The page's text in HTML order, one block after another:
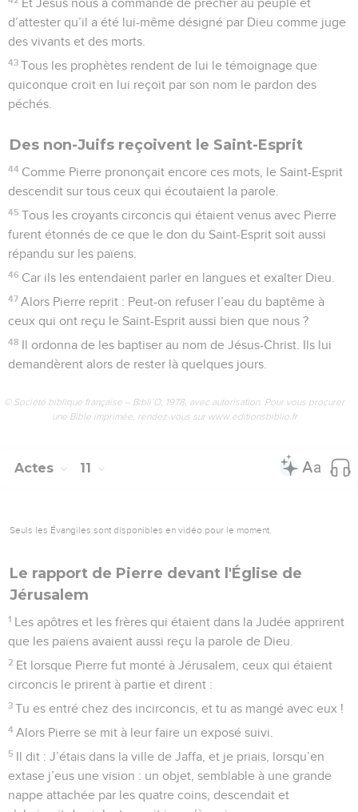
Et Jésus nous a commandé de prêcher au peuple et
d’attester qu’il a été lui-même désigné par Dieu comme juge
des vivants et des morts.
43 Tous les prophètes rendent de lui le témoignage que
quiconque croit en lui reçoit par son nom le pardon des
péchés.
Des non-Juifs reçoivent le Saint-Esprit
44 Comme Pierre prononçait encore ces mots, le Saint-Esprit
descendit sur tous ceux qui écoutaient la parole.
45 Tous les croyants circoncis qui étaient venus avec Pierre
furent étonnés de ce que le don du Saint-Esprit soit aussi
répandu sur les païens.
46 Car ils les entendaient parler en langues et exalter Dieu.
47 Alors Pierre reprit : Peut-on refuser l’eau du baptême à
ceux qui ont reçu le Saint-Esprit aussi bien que nous ?
48 Il ordonna de les baptiser au nom de Jésus-Christ. Ils lui
demandèrent alors de rester là quelques jours.
© Société biblique française – Bibli’O, 1978, avec autorisation. Pour vous procurer
une Bible imprimée, rendez-vous sur www.editionsbiblio.fr
Actes 11
Seuls les Évangiles sont disponibles en vidéo pour le moment.
Le rapport de Pierre devant l'Église de
Jérusalem
1 Les apôtres et les frères qui étaient dans la Judée apprirent
que les païens avaient aussi reçu la parole de Dieu.
2 Et lorsque Pierre fut monté à Jérusalem, ceux qui étaient
circoncis le prirent à partie et dirent :
3 Tu es entré chez des incirconcis, et tu as mangé avec eux !
4 Alors Pierre se mit à leur faire un exposé suivi.
5 Il dit : J’étais dans la ville de Jaffa, et je priais, lorsqu’en
extase j’eus une vision : un objet, semblable à une grande
nappe attachée par les quatre coins, descendait et